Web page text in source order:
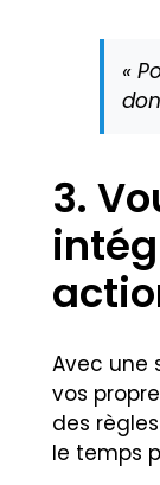
«
3.
Avec une
vos
des
le temps